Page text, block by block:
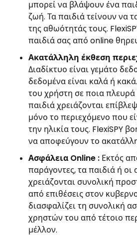
μπορεί να βλάψουν ένα
ζωή. Τα παιδιά τείνουν να
της αθωότητάς τους.
παιδιά σας από online
Ακατάλληλη έκθεση
Διαδίκτυο είναι γεμάτο
δεδομένα είναι καλά ή
του χρήστη σε ποια πλευρά
παιδιά χρειάζονται
μόνο το περιεχόμενο που
την ηλικία τους. FlexiSPY
να αποφεύγουν το
Ασφάλεια Online : Εκτός
παράγοντες, τα παιδιά ή οι
χρειάζονται συνολική
από επιθέσεις στον
διασφαλίζει τη συνολική
χρηστών του από τέτοιο
μέλλον.